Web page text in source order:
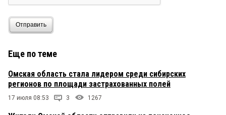
Отправить
Еще по теме
Омская область стала лидером среди сибирских
регионов по площади застрахованных полей
17 июля 08:53 3 1267